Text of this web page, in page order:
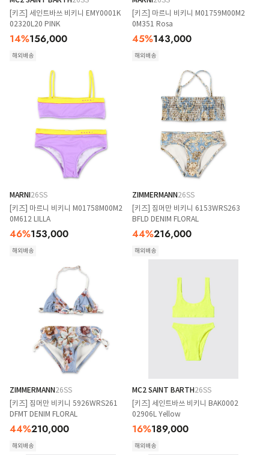
[키즈] 세인트바쓰 비키니 EMY0001K
02320L20 PINK
14%156,000
해외배송
[키즈] 마르니 비키니 M01759M00M2
0M351 Rosa
45%143,000
해외배송
MARNI26SS
[키즈] 마르니 비키니 M01758M00M2
0M612 LILLA
46%153,000
해외배송
ZIMMERMANN26SS
[키즈] 짐머만 비키니 6153WRS263
BFLD DENIM FLORAL
44%216,000
해외배송
ZIMMERMANN26SS
[키즈] 짐머만 비키니 5926WRS261
DFMT DENIM FLORAL
44%210,000
해외배송
MC2 SAINT BARTH26SS
[키즈] 세인트바쓰 비키니 BAK0002
02906L Yellow
16%189,000
해외배송